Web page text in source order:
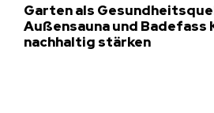
Garten als
Außensauna und Badefass
nachhaltig stärken